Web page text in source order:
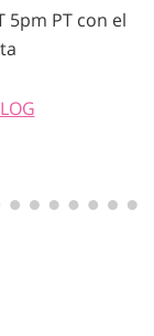
5pm PT con el